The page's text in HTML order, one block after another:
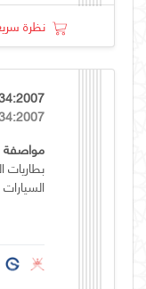
نظرة
مواصفة